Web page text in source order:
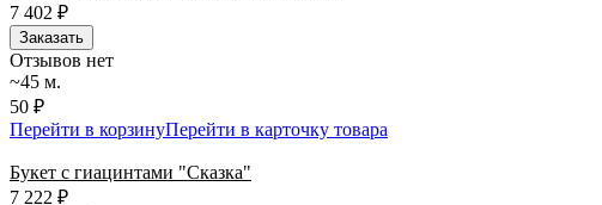
7 402 ₽
Заказать
Отзывов нет
~45 м.
50 ₽
Перейти в корзинуПерейти в карточку товара
Букет с гиацинтами "Сказка"
7 222 ₽